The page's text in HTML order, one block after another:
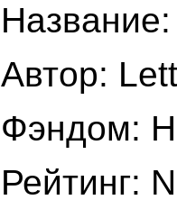
Автор:
Фэндом:
Рейтинг: